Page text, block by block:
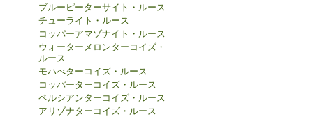
ブルーピーターサイト・ルース
チューライト・ルース
コッパーアマゾナイト・ルース
ウォーターメロンターコイズ・
ルース
モハべターコイズ・ルース
コッパーターコイズ・ルース
ペルシアンターコイズ・ルース
アリゾナターコイズ・ルース